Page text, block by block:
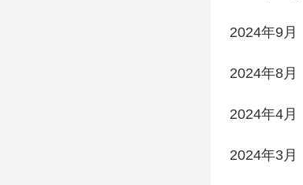
2024年9月
2024年8月
2024年4月
2024年3月